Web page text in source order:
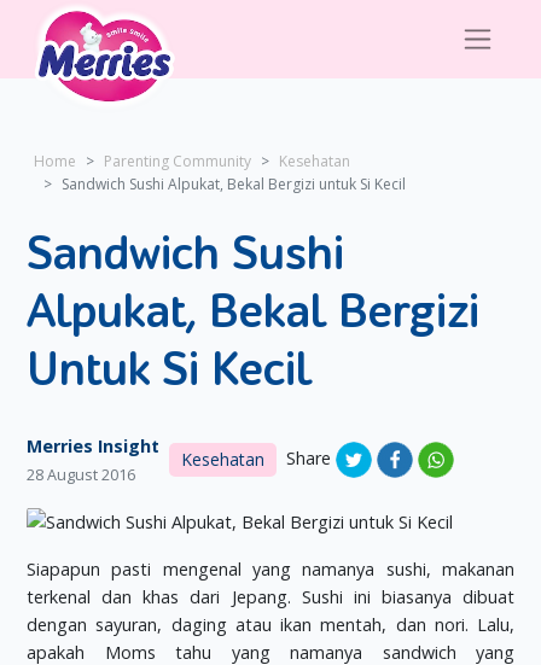
Home Parenting Community
Kesehatan
Sandwich Sushi Alpukat, Bekal Bergizi untuk Si Kecil
Sandwich Sushi
Alpukat, Bekal Bergizi
Untuk Si Kecil
Merries Insight
28 August 2016
Kesehatan Share
Siapapun pasti mengenal yang namanya sushi, makanan
terkenal dan khas dari Jepang. Sushi ini biasanya dibuat
dengan sayuran, daging atau ikan mentah, dan nori. Lalu,
apakah Moms tahu yang namanya sandwich yang